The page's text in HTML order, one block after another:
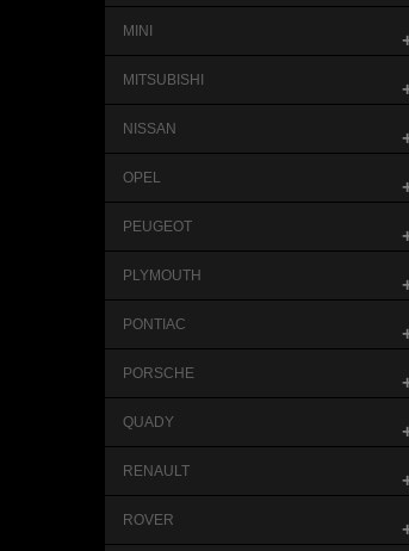
MINI
MITSUBISHI
NISSAN
OPEL
PEUGEOT
PLYMOUTH
PONTIAC
PORSCHE
QUADY
RENAULT
ROVER